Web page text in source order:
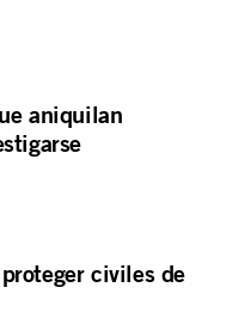
aniquilan
civiles de